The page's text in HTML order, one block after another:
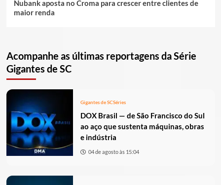
Nubank aposta no Croma para crescer entre clientes de
maior renda
Acompanhe as últimas reportagens da Série
Gigantes de SC
Gigantes de SCSéries
DOX Brasil — de São Francisco do Sul
ao aço que sustenta máquinas, obras
e indústria
04 de agosto às 15:04